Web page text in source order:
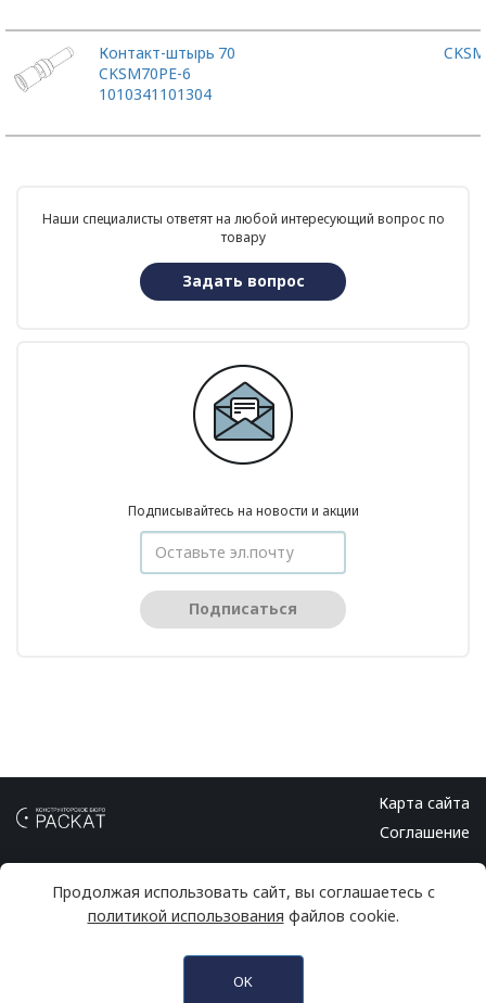
Контакт-штырь
CKSM70PE-6
1010341101304
70
Наши специалисты ответят на любой интересующий вопрос по
товару
Задать вопрос
Подписывайтесь на новости и акции
Подписаться
для печатных плат.
Карта сайта
Соглашение
© 2026 Конструкторское бюро РАСКАТ
Продолжая использовать сайт, вы соглашаетесь с
политикой использования файлов cookie.
OK